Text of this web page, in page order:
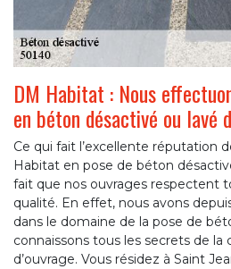
DM Habitat : Nous
en béton désactivé ou lavé
Ce qui fait l’excellente réputation
Habitat en pose de béton
fait que nos ouvrages respectent
qualité. En effet, nous avons
dans le domaine de la pose de
connaissons tous les secrets de
d’ouvrage. Vous résidez à Saint